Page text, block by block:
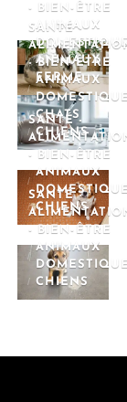
- BIEN-ÊTRE
ANIMAUX
ANIMAUX
FERME
SANTÉ -
- BIEN-ÊTRE
ANIMAUX
CHATS
CHIENS
SANTÉ -
- BIEN-ÊTRE
ANIMAUX
CHIENS
SANTÉ -
- BIEN-ÊTRE
ANIMAUX
CHIENS